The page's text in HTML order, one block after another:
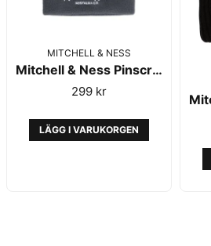
MITCHELL & NESS
Mitchell & Ness Pinscript Knit Cuff Charcoal Grey
299 kr
LÄGG I VARUKORGEN